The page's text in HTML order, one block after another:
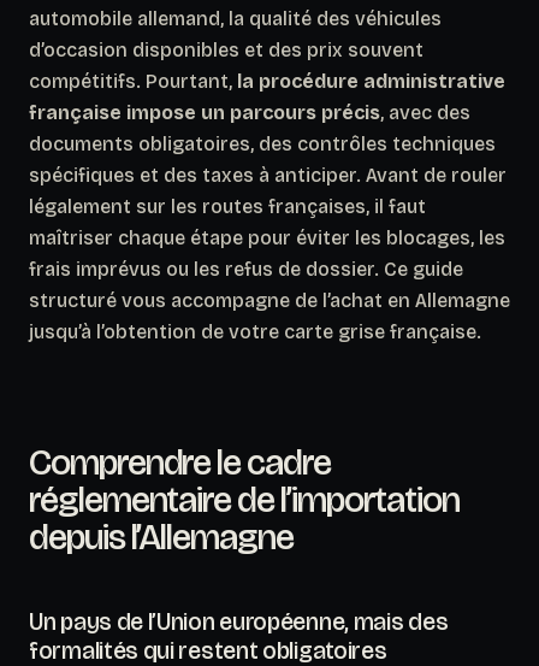
automobile allemand, la qualité des véhicules
d’occasion disponibles et des prix souvent
compétitifs. Pourtant, la procédure administrative
française impose un parcours précis, avec des
documents obligatoires, des contrôles techniques
spécifiques et des taxes à anticiper. Avant de rouler
légalement sur les routes françaises, il faut
maîtriser chaque étape pour éviter les blocages, les
frais imprévus ou les refus de dossier. Ce guide
structuré vous accompagne de l’achat en Allemagne
jusqu’à l’obtention de votre carte grise française.
Comprendre le cadre
réglementaire de l’importation
depuis l’Allemagne
Un pays de l’Union européenne, mais des
formalités qui restent obligatoires